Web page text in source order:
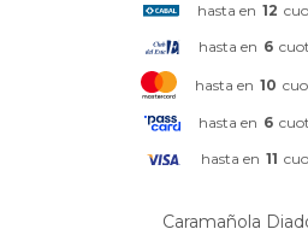
hasta en 12
hasta en 6
hasta en 10
hasta en 6
hasta en 11
Caramañola